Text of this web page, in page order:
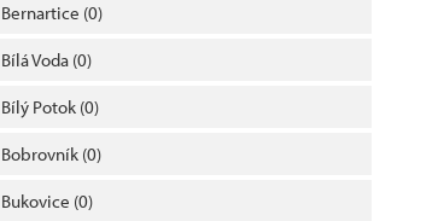
Bernartice (0)
Bílá Voda (0)
Bílý Potok (0)
Bobrovník (0)
Bukovice (0)